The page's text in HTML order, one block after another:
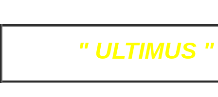
" ULTIMUS "